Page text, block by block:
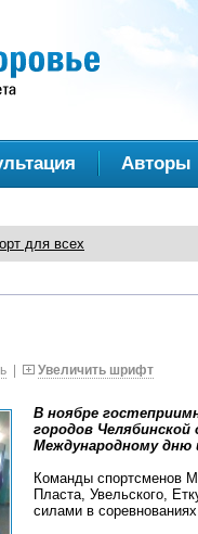
Авторы
для всех
Увеличить шрифт
В ноябре
городов
Международному дню
Команды спортсменов
Пласта, Увельского,
силами в